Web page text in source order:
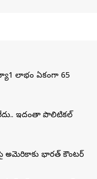
లాభం ఏకంగా 65
ఇదంతా పొలిటికల్
అమెరికాకు భారత్‌ కౌంటర్